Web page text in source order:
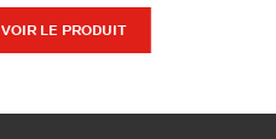
VOIR LE PRODUIT